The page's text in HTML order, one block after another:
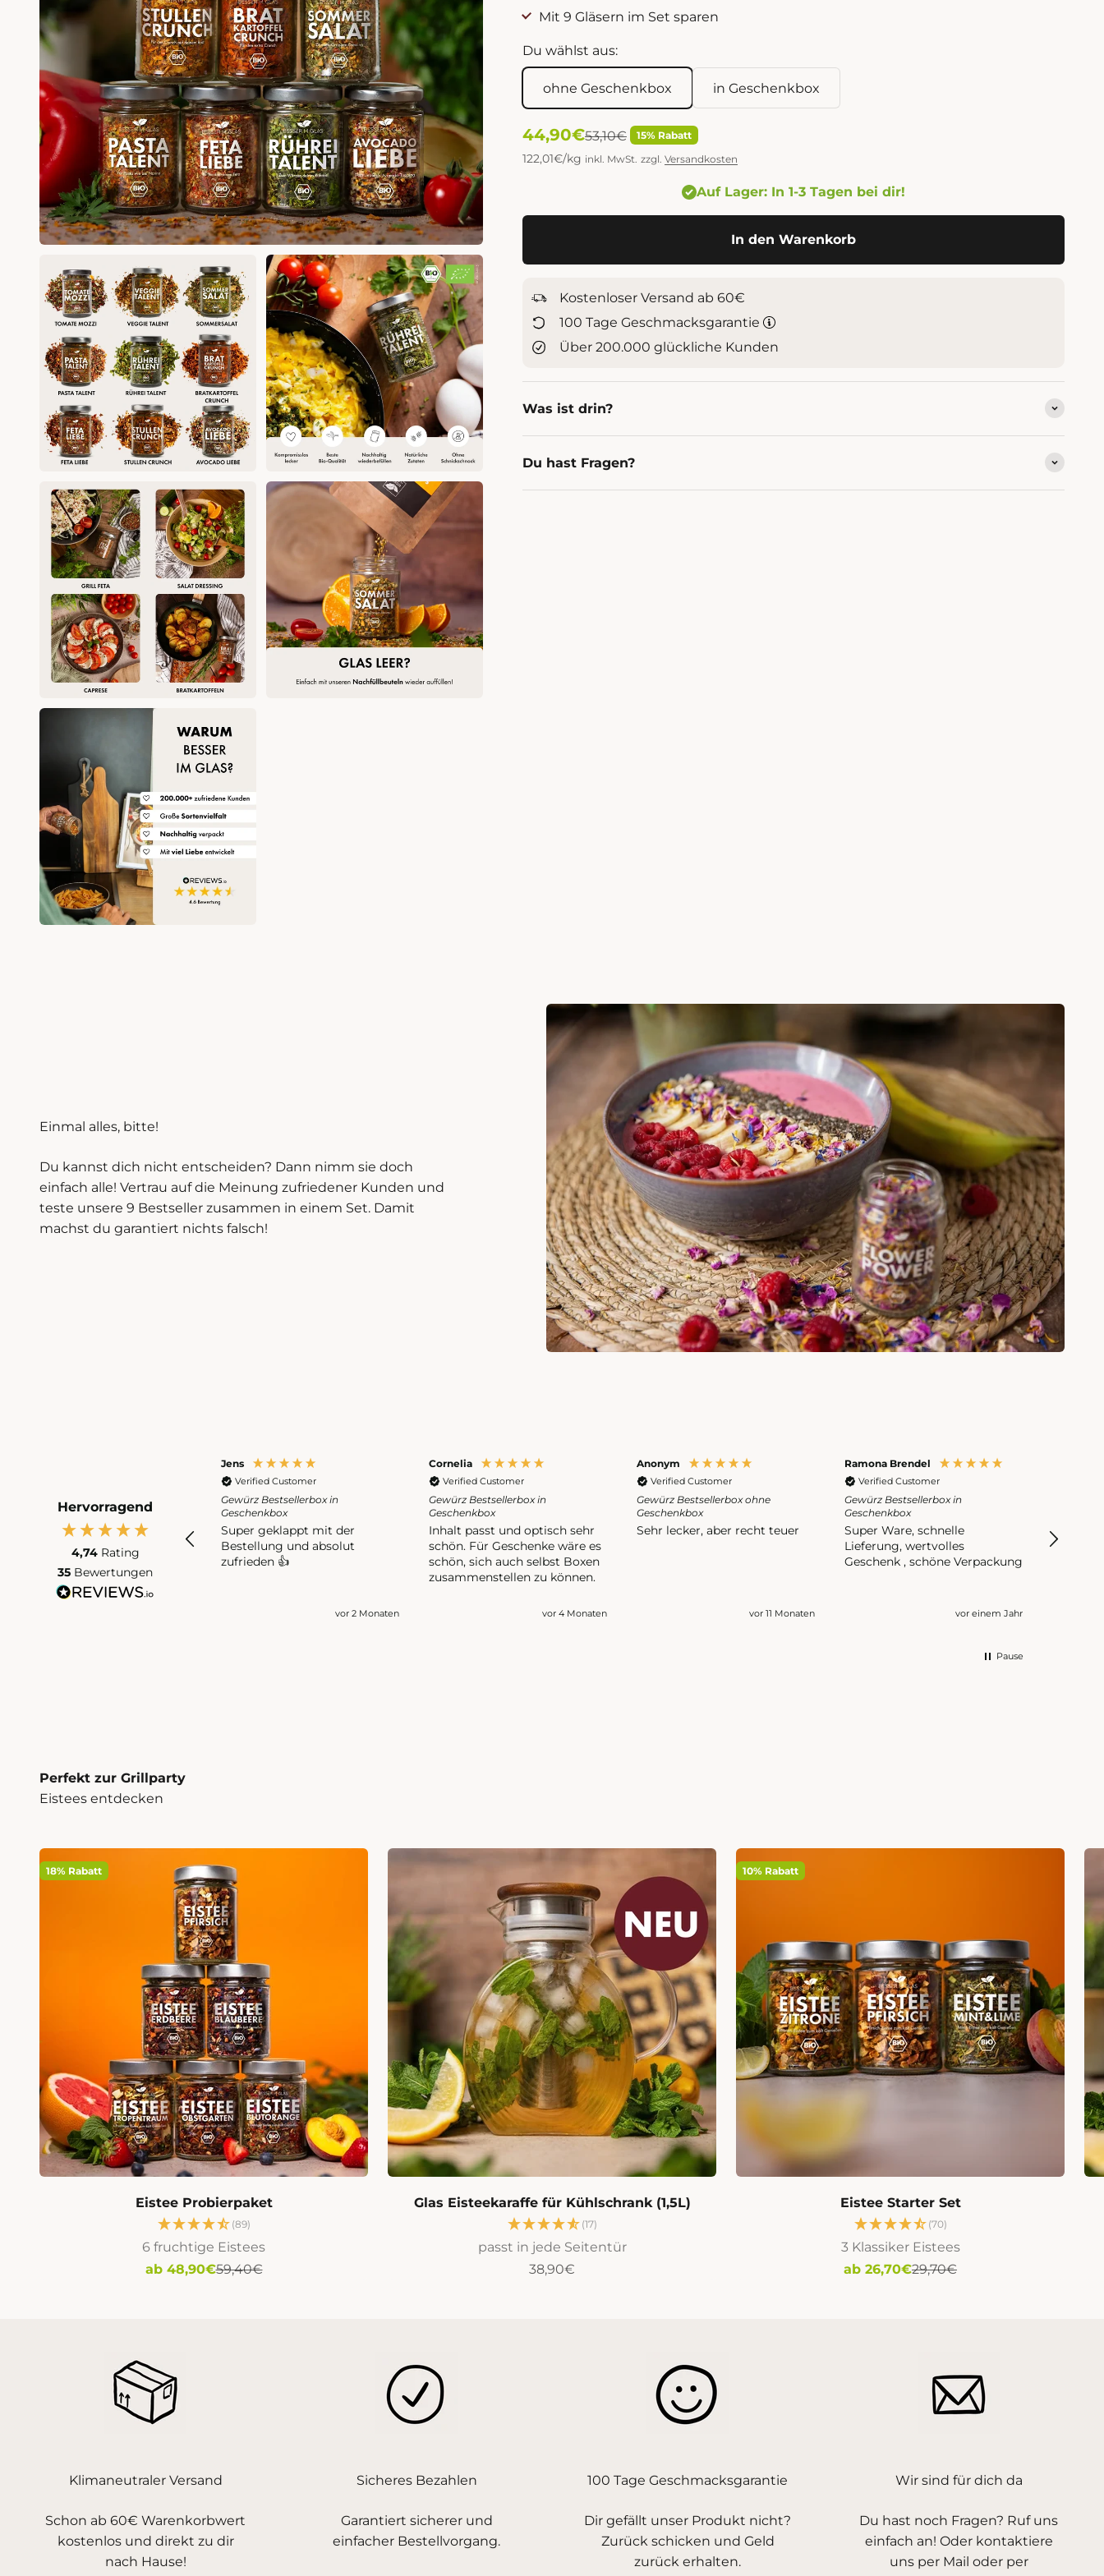
Mit 9 Gläsern im Set sparen
Du wählst aus:
ohne Geschenkbox in Geschenkbox
Angebot
44,90€Regulärer Preis
53,10€ 15% Rabatt
122,01€/kg inkl. MwSt. zzgl. Versandkosten
Auf Lager: In 1-3 Tagen bei dir!
In den Warenkorb
Kostenloser Versand ab 60€
100 Tage Geschmacksgarantie
Über 200.000 glückliche Kunden
Was ist drin?
Du hast Fragen?
Einmal alles, bitte!
Du kannst dich nicht entscheiden? Dann nimm sie doch
einfach alle! Vertrau auf die Meinung zufriedener Kunden und
teste unsere 9 Bestseller zusammen in einem Set. Damit
machst du garantiert nichts falsch!
Hervorragend
4,74 Rating
35 Bewertungen
Jens
Verified Customer
Gewürz Bestsellerbox in
Geschenkbox
Super geklappt mit der
Bestellung und absolut
zufrieden 👍
vor 2 Monaten
Cornelia
Verified Customer
Gewürz Bestsellerbox in
Geschenkbox
Inhalt passt und optisch sehr
schön. Für Geschenke wäre es
schön, sich auch selbst Boxen
zusammenstellen zu können.
vor 4 Monaten
Anonym
Verified Customer
Gewürz Bestsellerbox ohne
Geschenkbox
Sehr lecker, aber recht teuer
vor 11 Monaten
Ramona Brendel
Verified Customer
Gewürz Bestsellerbox in
Geschenkbox
Super Ware, schnelle
Lieferung, wertvolles
Geschenk , schöne Verpackung
vor einem Jahr
es sind
Pause
Perfekt zur Grillparty
Eistees entdecken
18% Rabatt
Eistee Probierpaket
(89)
6 fruchtige Eistees
Angebot
ab 48,90€Regulärer Preis
59,40€
Glas Eisteekaraffe für Kühlschrank (1,5L)
(17)
passt in jede Seitentür
Angebot
38,90€
10% Rabatt
Eistee Starter Set
(70)
3 Klassiker Eistees
Angebot
ab 26,70€Regulärer Preis
29,70€
Klimaneutraler Versand
Schon ab 60€ Warenkorbwert
kostenlos und direkt zu dir
nach Hause!
Sicheres Bezahlen
Garantiert sicherer und
einfacher Bestellvorgang.
100 Tage Geschmacksgarantie
Dir gefällt unser Produkt nicht?
Zurück schicken und Geld
zurück erhalten.
Wir sind für dich da
Du hast noch Fragen? Ruf uns
einfach an! Oder kontaktiere
uns per Mail oder per